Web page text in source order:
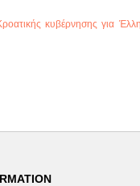
κυβέρνησης για